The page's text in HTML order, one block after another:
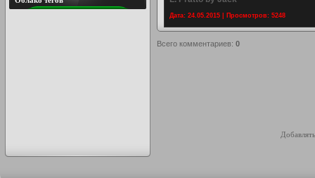
Дата: 24.05.2015 | Просмотров: 5248
Всего комментариев: 0